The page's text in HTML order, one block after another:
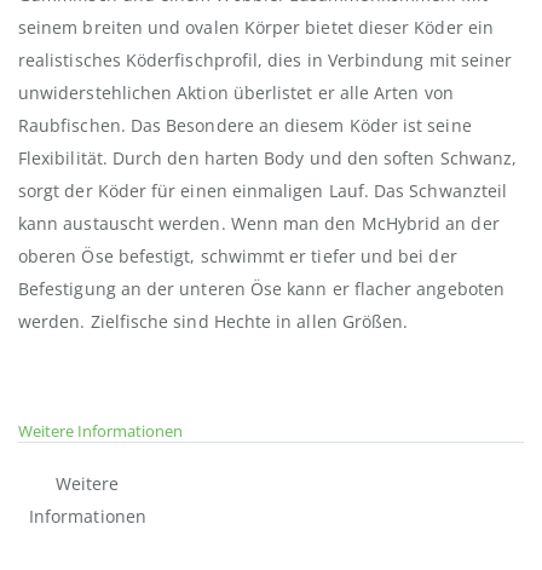
seinem breiten und ovalen Körper bietet dieser Köder ein
realistisches Köderfischprofil, dies in Verbindung mit seiner
unwiderstehlichen Aktion überlistet er alle Arten von
Raubfischen. Das Besondere an diesem Köder ist seine
Flexibilität. Durch den harten Body und den soften Schwanz,
sorgt der Köder für einen einmaligen Lauf. Das Schwanzteil
kann austauscht werden. Wenn man den McHybrid an der
oberen Öse befestigt, schwimmt er tiefer und bei der
Befestigung an der unteren Öse kann er flacher angeboten
werden. Zielfische sind Hechte in allen Größen.
Weitere Informationen
Weitere
Informationen